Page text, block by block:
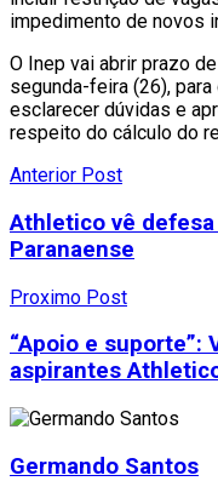
impedimento de novos
O Inep vai abrir prazo
segunda-feira (26),
esclarecer dúvidas e
respeito do cálculo do
Anterior Post
Athletico vê
Paranaense
Proximo Post
“Apoio e suporte”:
aspirantes
Germando Santos